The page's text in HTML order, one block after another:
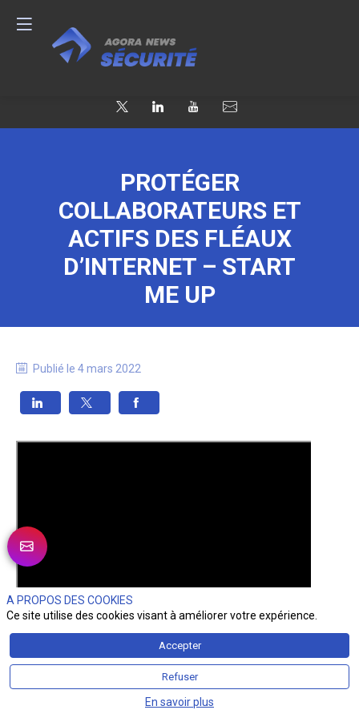
PROTÉGER
COLLABORATEURS ET
ACTIFS DES FLÉAUX
D’INTERNET – START
ME UP
Publié le 4 mars 2022
A PROPOS DES COOKIES
Ce site utilise des cookies visant à améliorer votre expérience.
Accepter
Refuser
En savoir plus